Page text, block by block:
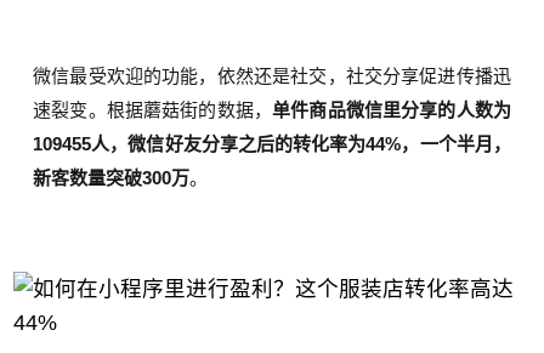
微信最受欢迎的功能，依然还是社交，社交分享促进传播迅
速裂变。根据蘑菇街的数据，单件商品微信里分享的人数为
109455人，微信好友分享之后的转化率为44%，一个半月，
新客数量突破300万。